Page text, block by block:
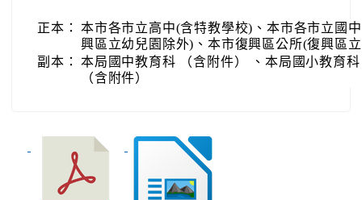
正本： 本市各市立高中(含特教學校)、本市各市立國
興區立幼兒園除外)、本市復興區公所(復興區
副本： 本局國中教育科 （含附件） 、本局國小教育
（含附件）